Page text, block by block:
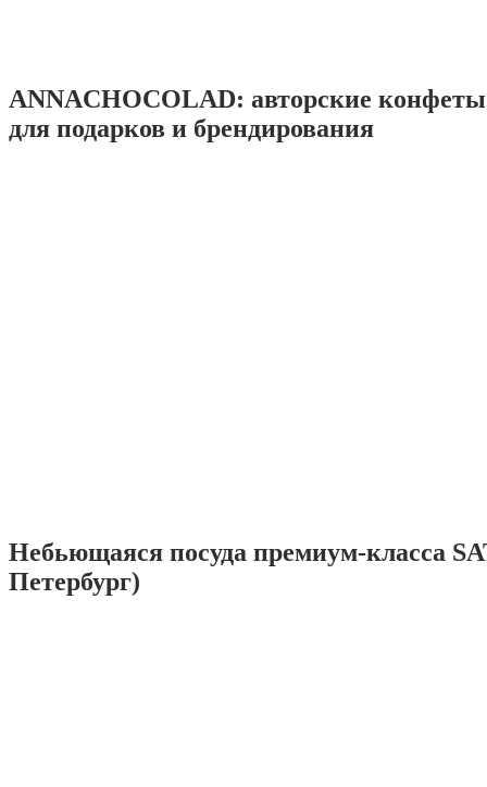
ANNACHOCOLAD: авторские
для подарков и брендирования
Небьющаяся посуда премиум-класса
Петербург)